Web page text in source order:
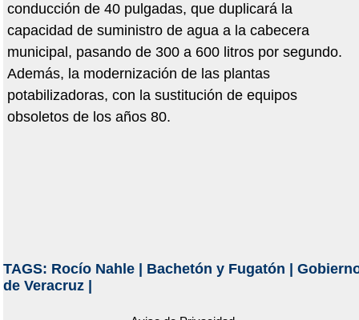
conducción de 40 pulgadas, que duplicará la
capacidad de suministro de agua a la cabecera
municipal, pasando de 300 a 600 litros por segundo.
Además, la modernización de las plantas
potabilizadoras, con la sustitución de equipos
obsoletos de los años 80.
TAGS: Rocío Nahle| Bachetón y Fugatón
de Veracruz|